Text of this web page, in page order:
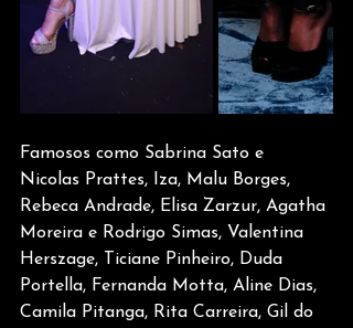
Famosos como Sabrina Sato e
Nicolas Prattes, Iza, Malu Borges,
Rebeca Andrade, Elisa Zarzur, Agatha
Moreira e Rodrigo Simas, Valentina
Herszage, Ticiane Pinheiro, Duda
Portella, Fernanda Motta, Aline Dias,
Camila Pitanga, Rita Carreira, Gil do